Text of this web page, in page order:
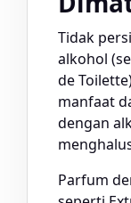
Tidak
alkohol
de
manfaat
dengan
Parfum